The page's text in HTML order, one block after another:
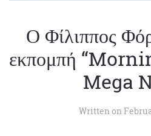
Ο Φίλιππος
εκπομπή
του Mega
Written on